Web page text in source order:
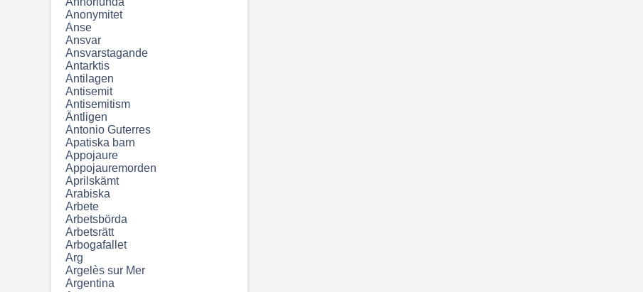
Anonymitet
Anse
Ansvar
Ansvarstagande
Antarktis
Antilagen
Antisemit
Antisemitism
Äntligen
Antonio Guterres
Apatiska barn
Appojaure
Appojauremorden
Aprilskämt
Arabiska
Arbete
Arbetsbörda
Arbetsrätt
Arbogafallet
Arg
Argelès sur Mer
Argentina